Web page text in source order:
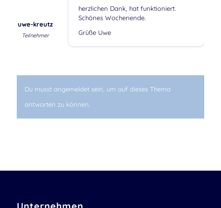
uwe-kreutz
Teilnehmer
herzlichen Dank, hat funktioniert.
Schönes Wochenende.
Grüße Uwe
Du musst angemeldet sein, um auf dieses Thema
antworten zu können.